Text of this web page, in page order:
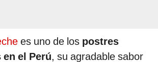
es uno de los postres
el Perú, su agradable sabor